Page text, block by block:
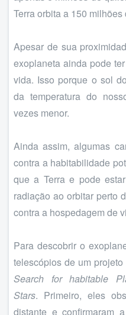
Terra orbita a 150 milhões
Apesar de sua
exoplaneta ainda pode
vida. Isso porque o sol
da temperatura do
vezes menor.
Ainda assim, algumas
contra a habitabilidade
que a Terra e pode
radiação ao orbitar perto
contra a hospedagem de
Para descobrir o
telescópios de um
Search for habitable
Stars. Primeiro, eles
distante e confirmaram